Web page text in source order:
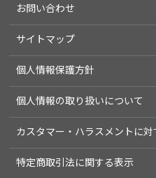
お問い合わせ
サイトマップ
個人情報保護方針
個人情報の取り扱いについて
カスタマー・ハラスメントに
特定商取引法に関する表示